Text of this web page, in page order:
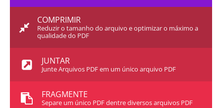
COMPRIMIR
Reduzir o tamanho do arquivo e optimizar o máximo a
qualidade do PDF
JUNTAR
Junte Arquivos PDF em um único arquivo PDF
FRAGMENTE
Separe um único PDF dentre diversos arquivos PDF